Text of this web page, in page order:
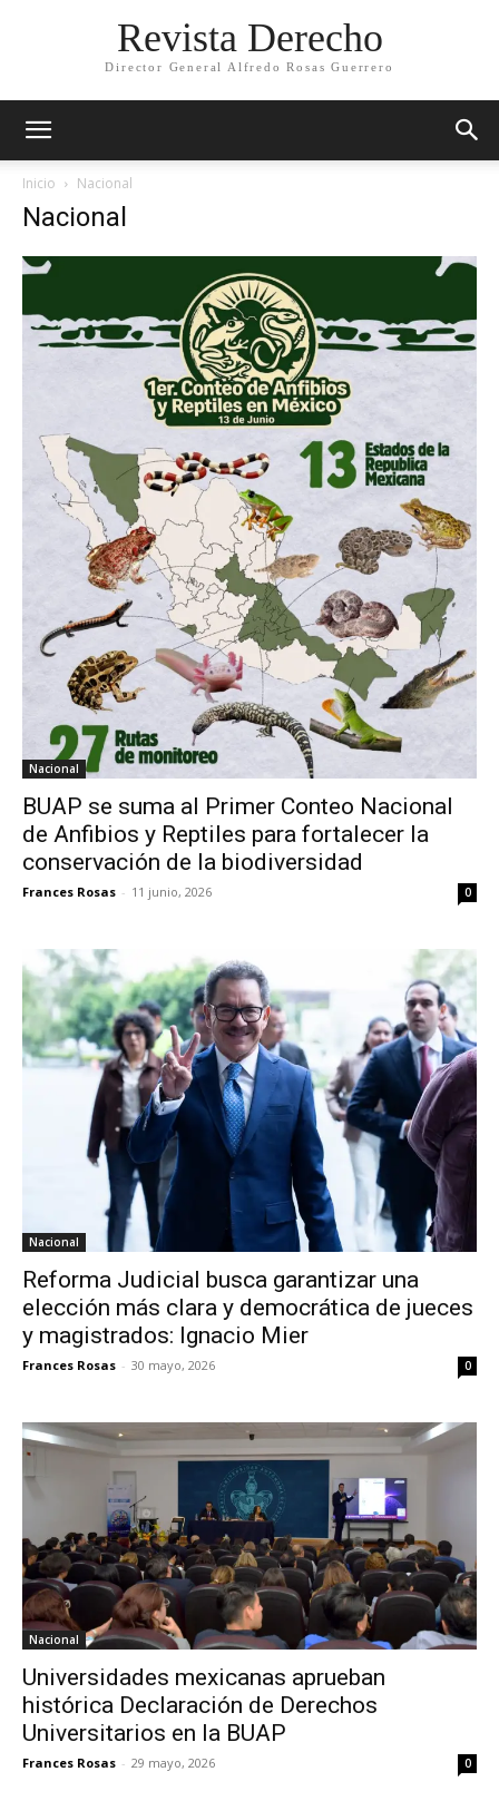
Revista Derecho
Director General Alfredo Rosas Guerrero
Inicio Nacional
Nacional
Nacional
BUAP se suma al Primer Conteo Nacional
de Anfibios y Reptiles para fortalecer la
conservación de la biodiversidad
Frances Rosas - 11 junio, 2026 0
Nacional
Reforma Judicial busca garantizar una
elección más clara y democrática de jueces
y magistrados: Ignacio Mier
Frances Rosas - 30 mayo, 2026 0
Nacional
Universidades mexicanas aprueban
histórica Declaración de Derechos
Universitarios en la BUAP
Frances Rosas - 29 mayo, 2026 0